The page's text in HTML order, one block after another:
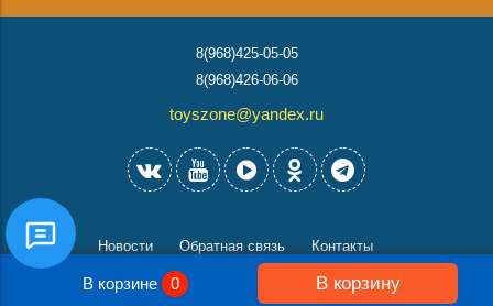
8(968)425-05-05
8(968)426-06-06
toyszone@yandex.ru
Новости Обратная связь Контакты
В корзине 0 В корзину